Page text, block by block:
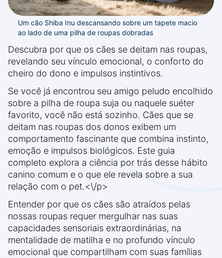
Um cão Shiba Inu descansando sobre um tapete macio
ao lado de uma pilha de roupas dobradas
Descubra por que os cães se deitam nas roupas,
revelando seu vínculo emocional, o conforto do
cheiro do dono e impulsos instintivos.
Se você já encontrou seu amigo peludo encolhido
sobre a pilha de roupa suja ou naquele suéter
favorito, você não está sozinho. Cães que se
deitam nas roupas dos donos exibem um
comportamento fascinante que combina instinto,
emoção e impulsos biológicos. Este guia
completo explora a ciência por trás desse hábito
canino comum e o que ele revela sobre a sua
relação com o pet.<\/p>
Entender por que os cães são atraídos pelas
nossas roupas requer mergulhar nas suas
capacidades sensoriais extraordinárias, na
mentalidade de matilha e no profundo vínculo
emocional que compartilham com suas famílias